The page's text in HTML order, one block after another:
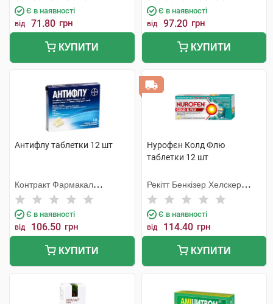
Є в наявності
від 71.80 грн
КУПИТИ
Є в наявності
від 97.20 грн
КУПИТИ
Антифлу таблетки 12 шт
Контракт Фармакал
Корпорейшн
Є в наявності
від 106.50 грн
КУПИТИ
Нурофєн Колд Флю
таблетки 12 шт
Рекітт Бенкізер Хелскер
Інтернешнл
Є в наявності
від 114.40 грн
КУПИТИ